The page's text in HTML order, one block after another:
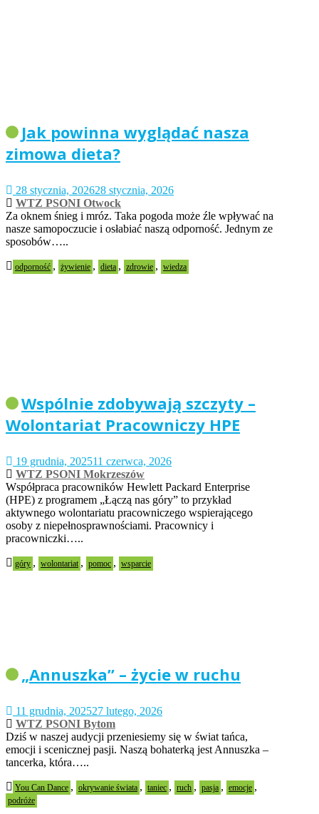
Jak powinna wyglądać nasza
zimowa dieta?
28 stycznia, 202628 stycznia, 2026
WTZ PSONI Otwock
Za oknem śnieg i mróz. Taka pogoda może źle wpływać na
nasze samopoczucie i osłabiać naszą odporność. Jednym ze
sposobów…..
odporność , żywienie , dieta , zdrowie , wiedza
Wspólnie zdobywają szczyty –
Wolontariat Pracowniczy HPE
19 grudnia, 202511 czerwca, 2026
WTZ PSONI Mokrzeszów
Współpraca pracowników Hewlett Packard Enterprise
(HPE) z programem „Łączą nas góry” to przykład
aktywnego wolontariatu pracowniczego wspierającego
osoby z niepełnosprawnościami. Pracownicy i
pracowniczki…..
góry , wolontariat , pomoc , wsparcie
„Annuszka” – życie w ruchu
11 grudnia, 202527 lutego, 2026
WTZ PSONI Bytom
Dziś w naszej audycji przeniesiemy się w świat tańca,
emocji i scenicznej pasji. Naszą bohaterką jest Annuszka –
tancerka, która…..
You Can Dance , okrywanie świata , taniec , ruch , pasja , emocje ,
podróże